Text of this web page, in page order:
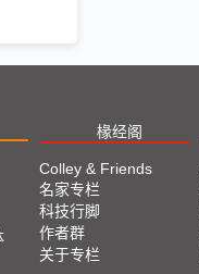
椽经阁
Colley & Friends
名家专栏
科技行脚
作者群
关于专栏